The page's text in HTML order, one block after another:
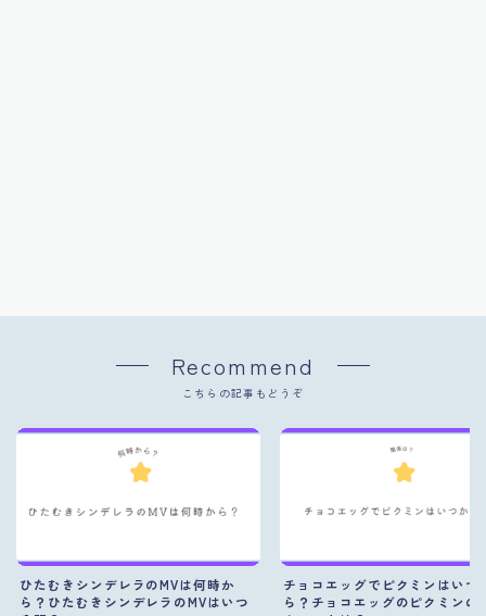
Recommend
こちらの記事もどうぞ
ひたむきシンデレラのMVは何時か
ら？ひたむきシンデレラのMVはいつ
チョコエッグでピクミンはいつ
ら？チョコエッグのピクミンの